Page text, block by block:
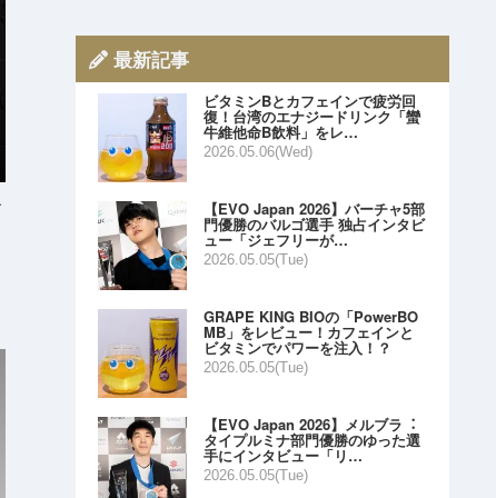
最新記事
ビタミンBとカフェインで疲労回
復！台湾のエナジードリンク「蠻
牛維他命B飲料」をレ…
2026.05.06(Wed)
【EVO Japan 2026】バーチャ5部
門優勝のバルゴ選手 独占インタビ
ュー「ジェフリーが…
2026.05.05(Tue)
GRAPE KING BIOの「PowerBO
MB」をレビュー！カフェインと
ビタミンでパワーを注入！？
2026.05.05(Tue)
【EVO Japan 2026】メルブラ︓
タイプルミナ部門優勝のゆった選
手にインタビュー「リ…
2026.05.05(Tue)